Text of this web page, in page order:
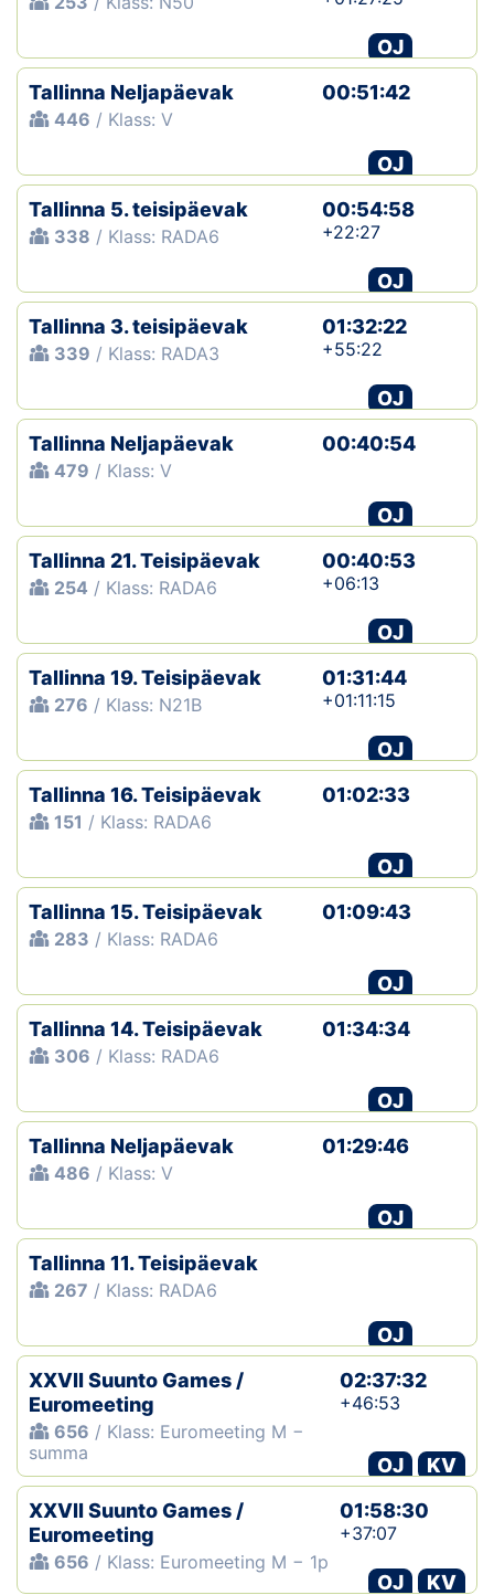
OJ
Tallinna Neljapäevak
446 / Klass: V
00:51:42
OJ
Tallinna 5. teisipäevak
338 / Klass: RADA6
00:54:58
+22:27
OJ
Tallinna 3. teisipäevak
339 / Klass: RADA3
01:32:22
+55:22
OJ
Tallinna Neljapäevak
479 / Klass: V
00:40:54
OJ
Tallinna 21. Teisipäevak
254 / Klass: RADA6
00:40:53
+06:13
OJ
Tallinna 19. Teisipäevak
276 / Klass: N21B
01:31:44
+01:11:15
OJ
Tallinna 16. Teisipäevak
151 / Klass: RADA6
01:02:33
OJ
Tallinna 15. Teisipäevak
283 / Klass: RADA6
01:09:43
OJ
Tallinna 14. Teisipäevak
306 / Klass: RADA6
01:34:34
OJ
Tallinna Neljapäevak
486 / Klass: V
01:29:46
OJ
Tallinna 11. Teisipäevak
267 / Klass: RADA6
OJ
XXVII Suunto Games /
Euromeeting
656 / Klass: Euromeeting M −
summa
02:37:32
+46:53
OJ
KV
XXVII Suunto Games /
Euromeeting
656 / Klass: Euromeeting M − 1p
01:58:30
+37:07
OJ
KV